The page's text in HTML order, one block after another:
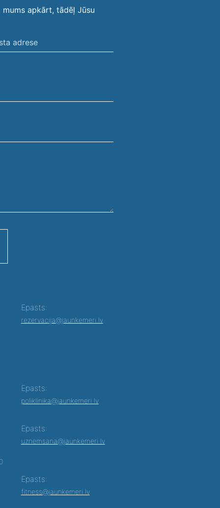
apkārt, tādēļ Jūsu
Epasts:
rezervacija@jaunkemeri.lv
Epasts:
poliklinika@jaunkemeri.lv
Epasts:
uznemsana@jaunkemeri.lv
Epasts:
fitness@jaunkemeri.lv